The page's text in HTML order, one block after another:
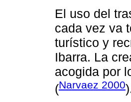
El uso del
cada vez va
turístico y
Ibarra. La
acogida por
(Narvaez 2000